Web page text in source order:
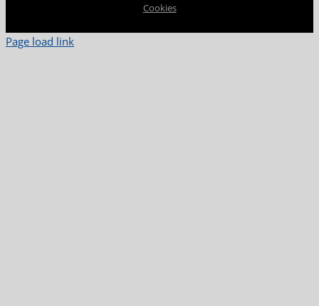
Cookies
Page load link